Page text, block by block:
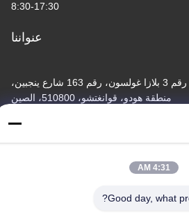
8:30-17:30
عنواننا
الغرفة 1311، المبنى رقم 3 بلازا غولسون، رقم 163 شارع ينجبين،
منطقة هودو، قوانغتشو، 510800، الصين
فوفينغ الصناعي مدينة شينشان، منطقة باييون،
4:31 AM
Good day, what